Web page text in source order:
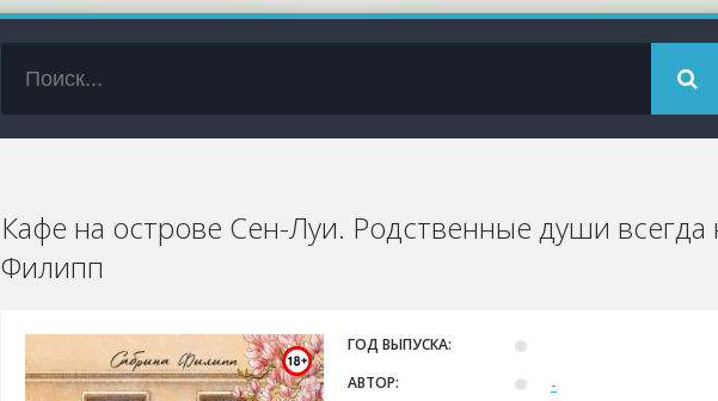
Кафе на острове Сен-Луи. Родственные души всегда
Филипп
ГОД ВЫПУСКА:
АВТОР:
-